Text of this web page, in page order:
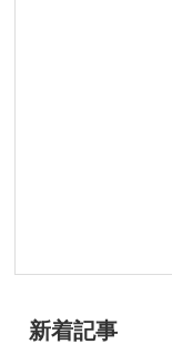
新着記事